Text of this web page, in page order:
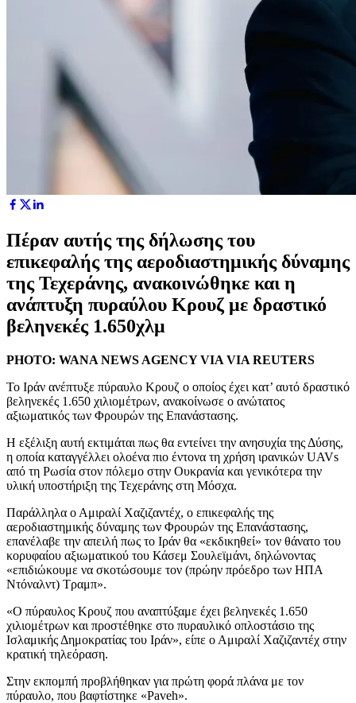
Πέραν αυτής της δήλωσης του
επικεφαλής της αεροδιαστημικής δύναμης
της Τεχεράνης, ανακοινώθηκε και η
ανάπτυξη πυραύλου Κρουζ με δραστικό
βεληνεκές 1.650χλμ
PHOTO: WANA NEWS AGENCY VIA VIA REUTERS
Το Ιράν ανέπτυξε πύραυλο Κρουζ ο οποίος έχει κατ’ αυτό δραστικό
βεληνεκές 1.650 χιλιομέτρων, ανακοίνωσε ο ανώτατος
αξιωματικός των Φρουρών της Επανάστασης.
Η εξέλιξη αυτή εκτιμάται πως θα εντείνει την ανησυχία της Δύσης,
η οποία καταγγέλλει ολοένα πιο έντονα τη χρήση ιρανικών UAVs
από τη Ρωσία στον πόλεμο στην Ουκρανία και γενικότερα την
υλική υποστήριξη της Τεχεράνης στη Μόσχα.
Παράλληλα ο Αμιραλί Χαζιζαντέχ, ο επικεφαλής της
αεροδιαστημικής δύναμης των Φρουρών της Επανάστασης,
επανέλαβε την απειλή πως το Ιράν θα «εκδικηθεί» τον θάνατο του
κορυφαίου αξιωματικού του Κάσεμ Σουλεϊμάνι, δηλώνοντας
«επιδιώκουμε να σκοτώσουμε τον (πρώην πρόεδρο των ΗΠΑ
Ντόναλντ) Τραμπ».
«Ο πύραυλος Κρουζ που αναπτύξαμε έχει βεληνεκές 1.650
χιλιομέτρων και προστέθηκε στο πυραυλικό οπλοστάσιο της
Ισλαμικής Δημοκρατίας του Ιράν», είπε ο Αμιραλί Χαζιζαντέχ στην
κρατική τηλεόραση.
Στην εκπομπή προβλήθηκαν για πρώτη φορά πλάνα με τον
πύραυλο, που βαφτίστηκε «Paveh».